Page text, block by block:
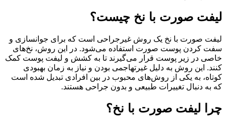
لیفت صورت با نخ چیست؟
لیفت صورت با نخ یک روش غیرجراحی است که برای جوانسازی و
سفت کردن پوست صورت استفاده می‌شود. در این روش، نخ‌های
خاصی در زیر پوست قرار می‌گیرند تا به کشش و لیفت پوست کمک
کنند. این روش به دلیل غیرتهاجمی بودن و نیاز به زمان بهبودی
کوتاه، به یکی از روش‌های محبوب در بین افرادی تبدیل شده است
که به دنبال تغییرات طبیعی و بدون جراحی هستند.
چرا لیفت صورت با نخ؟